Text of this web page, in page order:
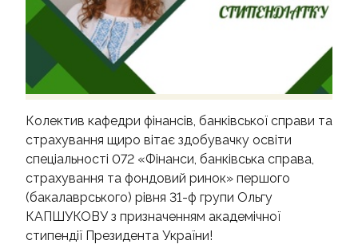
Колектив кафедри фінансів, банківської справи та
страхування щиро вітає здобувачку освіти
спеціальності 072 «Фінанси, банківська справа,
страхування та фондовий ринок» першого
(бакалаврського) рівня 31-ф групи Ольгу
КАПШУКОВУ з призначенням академічної
стипендії Президента України!